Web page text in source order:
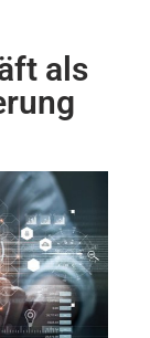
als